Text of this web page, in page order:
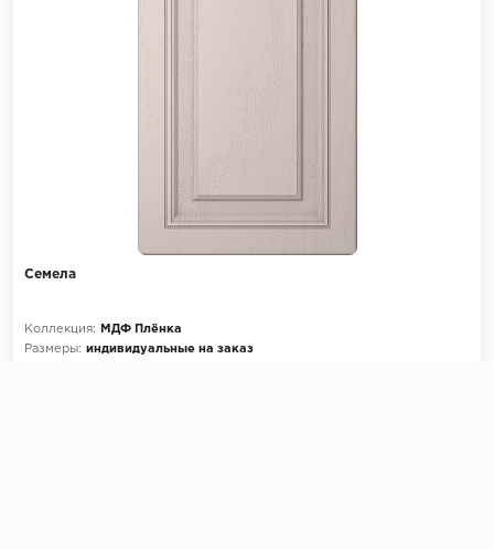
Семела
Коллекция:
МДФ Плёнка
Размеры: индивидуальные на заказ